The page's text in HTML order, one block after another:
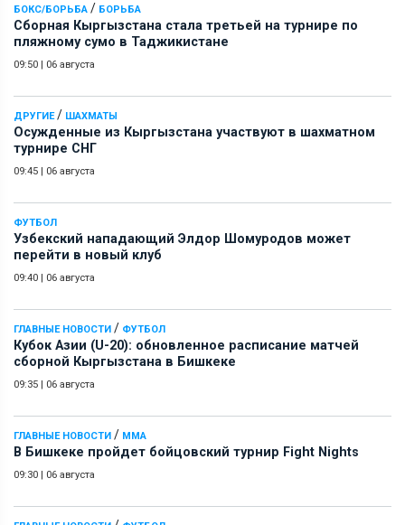
БОКС/БОРЬБА / БОРЬБА
Сборная Кыргызстана стала третьей на турнире по
пляжному сумо в Таджикистане
09:50 06 августа
ДРУГИЕ/ ШАХМАТЫ
Осужденные из Кыргызстана участвуют в шахматном
турнире СНГ
09:45 06 августа
ФУТБОЛ
Узбекский нападающий Элдор Шомуродов может
перейти в новый клуб
09:40 06 августа
ГЛАВНЫЕ НОВОСТИ / ФУТБОЛ
Кубок Азии (U-20): обновленное расписание матчей
сборной Кыргызстана в Бишкеке
09:35 06 августа
ГЛАВНЫЕ НОВОСТИ / ММА
В Бишкеке пройдет бойцовский турнир Fight Nights
09:30 06 августа